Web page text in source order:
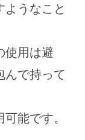
うなこと
使用は避
んで持って
能です。